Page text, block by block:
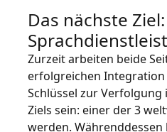
Das nächste
Zurzeit arbeiten beide
erfolgreichen Integration
Schlüssel zur Verfolgung
Ziels sein: einer der 3
werden.